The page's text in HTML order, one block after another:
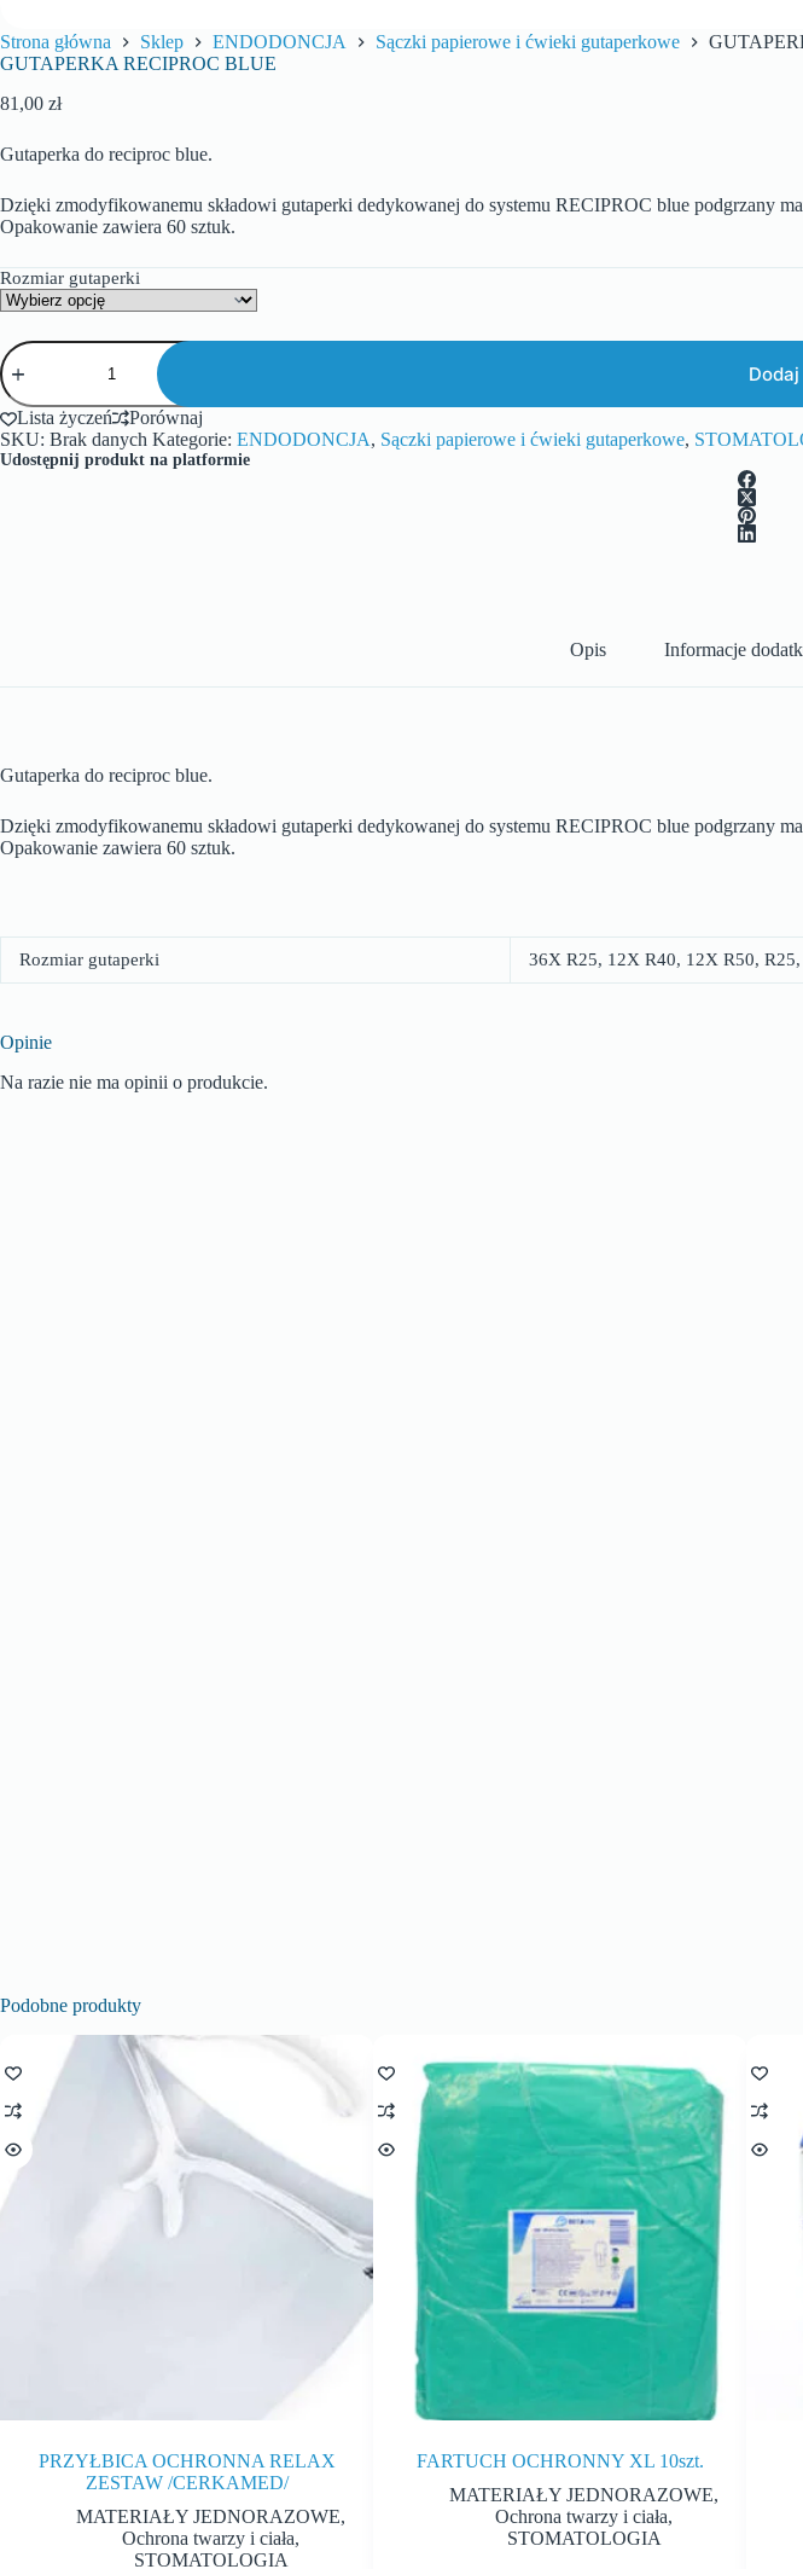
Strona główna Sklep ENDODONCJA Sączki papierowe i ćwieki gutaperkowe
GUTAPERKA RECIPROC BLUE
81,00 zł
Gutaperka do reciproc blue.
Dzięki zmodyfikowanemu składowi gutaperki dedykowanej do systemu RECIPROC blue podgrzany
Opakowanie zawiera 60 sztuk.
Rozmiar gutaperki
Lista życzeń
Porównaj
SKU: Brak danych Kategorie: ENDODONCJA, Sączki papierowe i ćwieki gutaperkowe,
Udostępnij produkt na platformie
Opis Informacje
Gutaperka do reciproc blue.
Dzięki zmodyfikowanemu składowi gutaperki dedykowanej do systemu RECIPROC blue podgrzany
Opakowanie zawiera 60 sztuk.
Rozmiar gutaperki 36X R25, 12X R40, 12X R50, R25,
Opinie
Na razie nie ma opinii o produkcie.
Podobne produkty
PRZYŁBICA OCHRONNA RELAX
ZESTAW /CERKAMED/
MATERIAŁY JEDNORAZOWE,
Ochrona twarzy i ciała,
STOMATOLOGIA
FARTUCH OCHRONNY XL 10szt.
MATERIAŁY JEDNORAZOWE,
Ochrona twarzy i ciała,
STOMATOLOGIA